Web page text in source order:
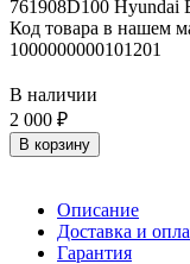
Код товара в нашем
1000000000101201
В наличии
2 000 ₽
В корзину
Описание
Доставка и
Гарантия